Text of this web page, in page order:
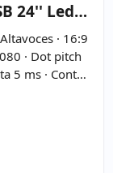
Led 16:9
· 16:9
· Dot pitch
5 ms · Contra
m2 · VGA ·
Corriente y